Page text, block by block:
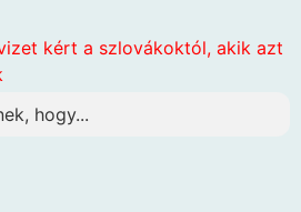
kért a szlovákoktól, akik azt
hogy...